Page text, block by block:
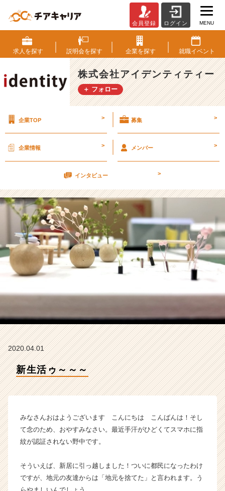
生
活
ゥ
～
～
～
社
デ
ン
ィ
テ
ィ
ー
の
タ
イ
ム
ベ
成
企
か
ら
ス
ト
が
会員登録 ログイン MENU
求人を探す 説明会を探す 企業を探す 就職イベント
株式会社アイデンティティー
＋ フォロー
企業TOP > 募集 >
企業情報 > メンバー >
インタビュー >
2020.04.01
新生活ゥ～～～
みなさんおはようございます こんにちは こんばんは！そし
て念のため、おやすみなさい。最近手汗がひどくてスマホに指
紋が認証されない野中です。
そういえば、新居に引っ越しました！ついに都民になったわけ
ですが、地元の友達からは「地元を捨てた」と言われます。う